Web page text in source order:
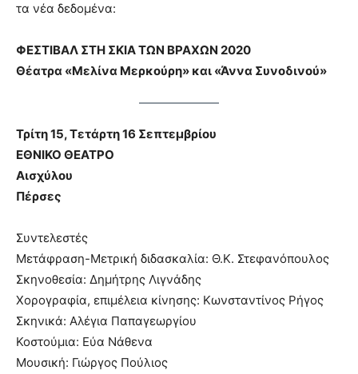
τα νέα δεδομένα:
ΦΕΣΤΙΒΑΛ ΣΤΗ ΣΚΙΑ ΤΩΝ ΒΡΑΧΩΝ 2020
Θέατρα «Μελίνα Μερκούρη» και «Άννα Συνοδινού»
Τρίτη 15, Τετάρτη 16 Σεπτεμβρίου
ΕΘΝΙΚΟ ΘΕΑΤΡΟ
Αισχύλου
Πέρσες
Συντελεστές
Μετάφραση-Μετρική διδασκαλία: Θ.Κ. Στεφανόπουλος
Σκηνοθεσία: Δημήτρης Λιγνάδης
Χορογραφία, επιμέλεια κίνησης: Κωνσταντίνος Ρήγος
Σκηνικά: Αλέγια Παπαγεωργίου
Κοστούμια: Εύα Νάθενα
Μουσική: Γιώργος Πούλιος